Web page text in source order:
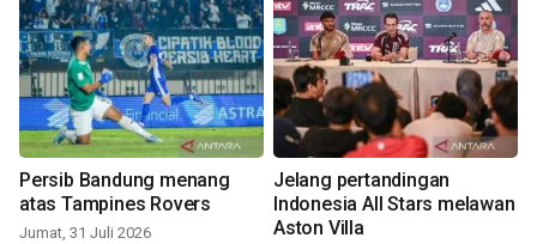
Persib Bandung menang
atas Tampines Rovers
Jumat, 31 Juli 2026
Jelang pertandingan
Indonesia All Stars melawan
Aston Villa